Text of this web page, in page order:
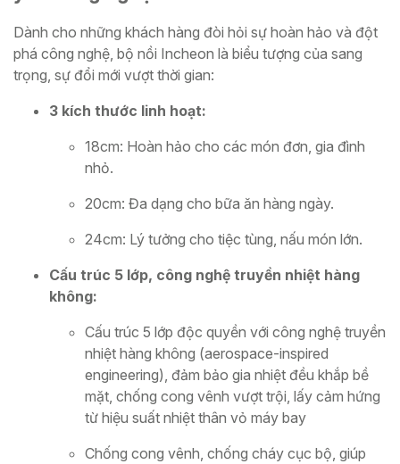
Dành cho những khách hàng đòi hỏi sự hoàn hảo và đột
phá công nghệ, bộ nồi Incheon là biểu tượng của sang
trọng, sự đổi mới vượt thời gian:
3 kích thước linh hoạt:
18cm: Hoàn hảo cho các món đơn, gia đình
nhỏ.
20cm: Đa dạng cho bữa ăn hàng ngày.
24cm: Lý tưởng cho tiệc tùng, nấu món lớn.
Cấu trúc 5 lớp, công nghệ truyền nhiệt hàng
không:
Cấu trúc 5 lớp độc quyền với công nghệ truyền
nhiệt hàng không (aerospace-inspired
engineering), đảm bảo gia nhiệt đều khắp bề
mặt, chống cong vênh vượt trội, lấy cảm hứng
từ hiệu suất nhiệt thân vỏ máy bay
Chống cong vênh, chống cháy cục bộ, giúp